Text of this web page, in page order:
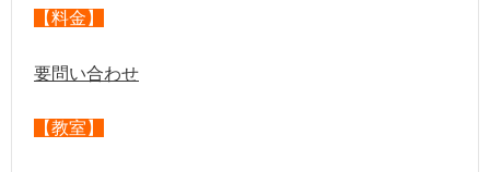
【料金】
要問い合わせ
【教室】